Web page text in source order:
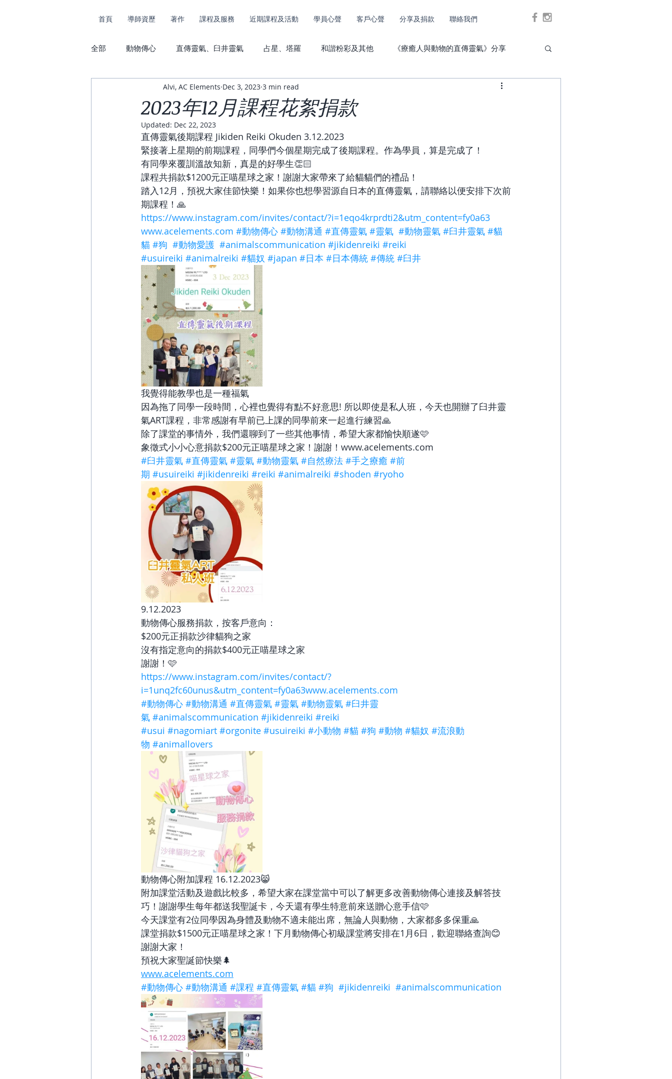
首頁 導師資歷 著作 課程及服務 近期課程及活動 學員心聲 客戶心聲 分享及捐款 聯絡我們
全部
動物傳心 直傳靈氣、臼井靈氣 占星、塔羅 和諧粉彩及其他 《療癒人與動物的直傳靈氣》分享
課堂花絮及捐款 動物傳心及其他服務捐款 動物傳心心聲
2023年12月課程花絮捐款
Alvi, AC Elements Dec 3, 2023 3 min read
Updated: Dec 22, 2023
直傳靈氣後期課程 Jikiden Reiki Okuden 3.12.2023
緊接著上星期的前期課程，同學們今個星期完成了後期課程。作為學員，算是完成了！
有同學來覆訓溫故知新，真是的好學生👏🏻
課程共捐款$1200元正喵星球之家！謝謝大家帶來了給貓貓們的禮品！
踏入12月，預祝大家佳節快樂！如果你也想學習源自日本的直傳靈氣，請聯絡以便安排下次前
期課程！🙏
https://www.instagram.com/invites/contact/?i=1eqo4krprdti2&utm_content=fy0a63
www.acelements.com #動物傳心 #動物溝通 #直傳靈氣 #靈氣 #動物靈氣 #臼井靈氣 #貓
貓 #狗 #動物愛護 #animalscommunication #jikidenreiki #reiki
#usuireiki #animalreiki #貓奴 #japan #日本 #日本傳統 #傳統 #臼井
我覺得能教學也是一種福氣
因為拖了同學一段時間，心裡也覺得有點不好意思! 所以即使是私人班，今天也開辦了臼井靈
氣ART課程，非常感謝有早前已上課的同學前來一起進行練習🙏
除了課堂的事情外，我們還聊到了一些其他事情，希望大家都愉快順遂🩷
象徵式小小心意捐款$200元正喵星球之家！謝謝！www.acelements.com
#臼井靈氣 #直傳靈氣 #靈氣 #動物靈氣 #自然療法 #手之療癒 #前
期 #usuireiki #jikidenreiki #reiki #animalreiki #shoden #ryoho
9.12.2023
動物傳心服務捐款，按客戶意向：
$200元正捐款沙律貓狗之家
沒有指定意向的捐款$400元正喵星球之家
謝謝！🩷
https://www.instagram.com/invites/contact/?
i=1unq2fc60unus&utm_content=fy0a63www.acelements.com
#動物傳心 #動物溝通 #直傳靈氣 #靈氣 #動物靈氣 #臼井靈
氣 #animalscommunication #jikidenreiki #reiki
#usui #nagomiart #orgonite #usuireiki #小動物 #貓 #狗 #動物 #貓奴 #流浪動
物 #animallovers
動物傳心附加課程 16.12.2023😸
附加課堂活動及遊戲比較多，希望大家在課堂當中可以了解更多改善動物傳心連接及解答技
巧！謝謝學生每年都送我聖誕卡，今天還有學生特意前來送贈心意手信🩷
今天課堂有2位同學因為身體及動物不適未能出席，無論人與動物，大家都多多保重🙏
課堂捐款$1500元正喵星球之家！下月動物傳心初級課堂將安排在1月6日，歡迎聯絡查詢😊
謝謝大家！
預祝大家聖誕節快樂🌲
www.acelements.com
#動物傳心 #動物溝通 #課程 #直傳靈氣 #貓 #狗 #jikidenreiki #animalscommunication